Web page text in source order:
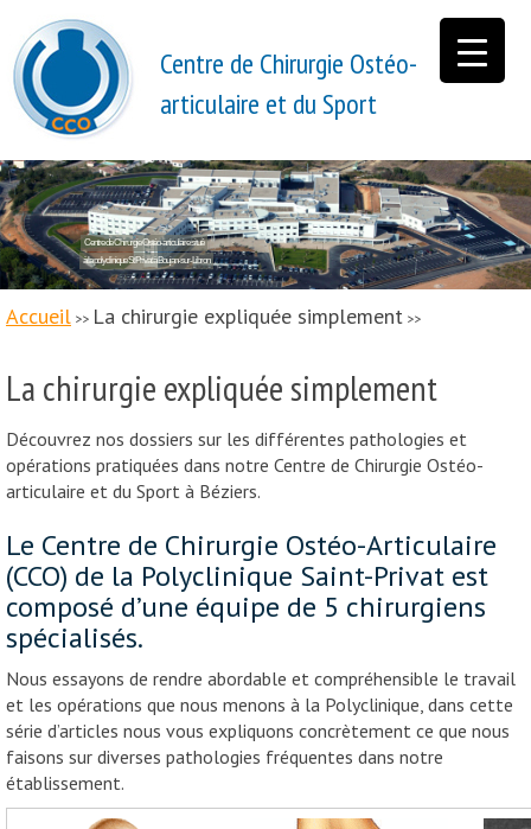
Centre de Chirurgie Ostéo-
articulaire et du Sport
Centre de Chirurgie Ostéo-articulaire situé
à la polyclinique St Privat à Boujan-sur-Libron
Accueil >> La chirurgie expliquée simplement >>
La chirurgie expliquée simplement
Découvrez nos dossiers sur les différentes pathologies et
opérations pratiquées dans notre Centre de Chirurgie Ostéo-
articulaire et du Sport à Béziers.
Le Centre de Chirurgie Ostéo-Articulaire
(CCO) de la Polyclinique Saint-Privat est
composé d’une équipe de 5 chirurgiens
spécialisés.
Nous essayons de rendre abordable et compréhensible le travail
et les opérations que nous menons à la Polyclinique, dans cette
série d’articles nous vous expliquons concrètement ce que nous
faisons sur diverses pathologies fréquentes dans notre
établissement.